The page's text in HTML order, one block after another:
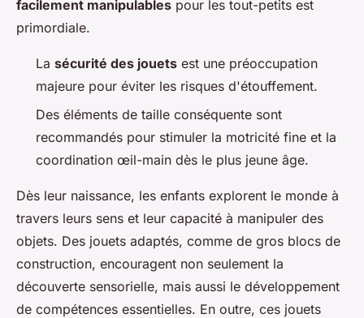
facilement manipulables pour les tout-petits est
primordiale.
La sécurité des jouets est une préoccupation
majeure pour éviter les risques d'étouffement.
Des éléments de taille conséquente sont
recommandés pour stimuler la motricité fine et la
coordination œil-main dès le plus jeune âge.
Dès leur naissance, les enfants explorent le monde à
travers leurs sens et leur capacité à manipuler des
objets. Des jouets adaptés, comme de gros blocs de
construction, encouragent non seulement la
découverte sensorielle, mais aussi le développement
de compétences essentielles. En outre, ces jouets